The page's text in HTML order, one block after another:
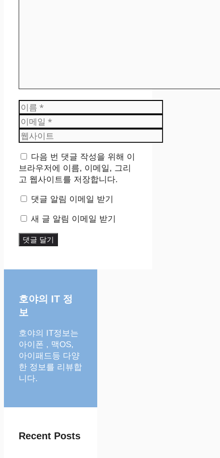
이
름
이
메
일
웹
사
이
트
다음 번 댓글 작성을 위해 이
브라우저에 이름, 이메일, 그리
고 웹사이트를 저장합니다.
댓글 알림 이메일 받기
새 글 알림 이메일 받기
호야의 IT 정
보
호야의 IT정보는
아이폰 , 맥OS,
아이패드등 다양
한 정보를 리뷰합
니다.
Recent Posts